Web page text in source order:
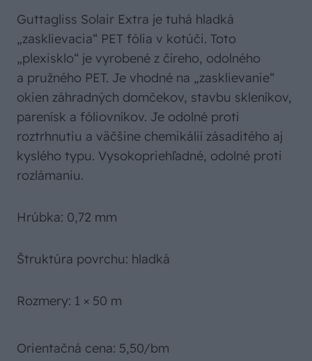
Guttagliss Solair Extra je tuhá hladká
„zasklievacia“ PET fólia v kotúči. Toto
„plexisklo“ je vyrobené z číreho, odolného
a pružného PET. Je vhodné na „zasklievanie“
okien záhradných domčekov, stavbu skleníkov,
parenísk a fóliovníkov. Je odolné proti
roztrhnutiu a väčšine chemikálií zásaditého aj
kyslého typu. Vysokopriehľadné, odolné proti
rozlámaniu.
Hrúbka: 0,72 mm
Štruktúra povrchu: hladká
Rozmery: 1 × 50 m
Orientačná cena: 5,50/bm